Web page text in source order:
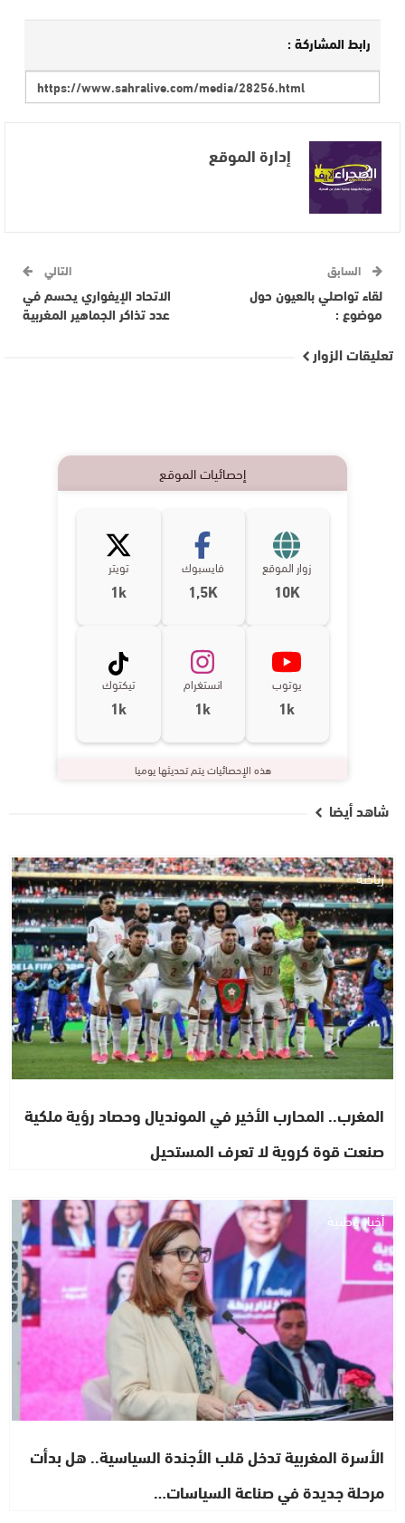
رابط المشاركة :
إدارة الموقع
السابق
لقاء تواصلي بالعيون حول
موضوع :
التالي
الاتحاد الإيفواري يحسم في
عدد تذاكر الجماهير المغربية
تعليقات الزوار
إحصائيات الموقع
زوار الموقع
10K
فايسبوك
1,5K
تويتر
1k
يوتوب
1k
انستغرام
1k
تيكتوك
1k
هذه الإحصائيات يتم تحديثها يوميا
شاهد أيضا
رياضة
المغرب.. المحارب الأخير في المونديال وحصاد رؤية ملكية
صنعت قوة كروية لا تعرف المستحيل
أخبار وطنية
الأسرة المغربية تدخل قلب الأجندة السياسية.. هل بدأت
مرحلة جديدة في صناعة السياسات…